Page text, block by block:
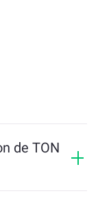
de TON